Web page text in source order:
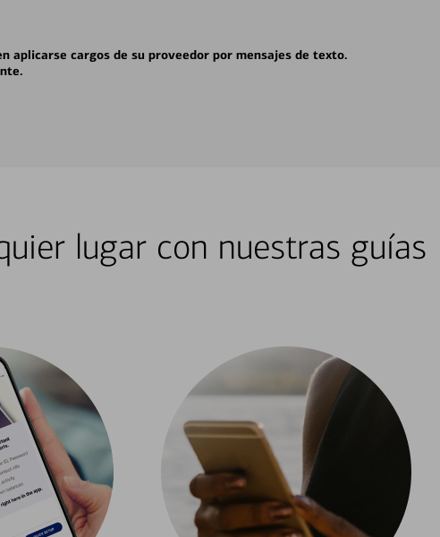
aplicarse cargos de su proveedor por mensajes de texto.
lugar con nuestras guías